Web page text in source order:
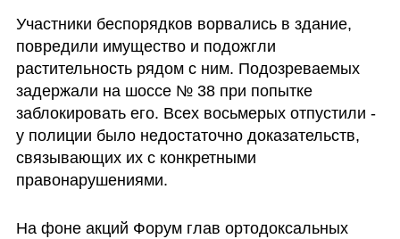
Участники беспорядков ворвались в здание,
повредили имущество и подожгли
растительность рядом с ним. Подозреваемых
задержали на шоссе № 38 при попытке
заблокировать его. Всех восьмерых отпустили -
у полиции было недостаточно доказательств,
связывающих их с конкретными
правонарушениями.
На фоне акций Форум глав ортодоксальных